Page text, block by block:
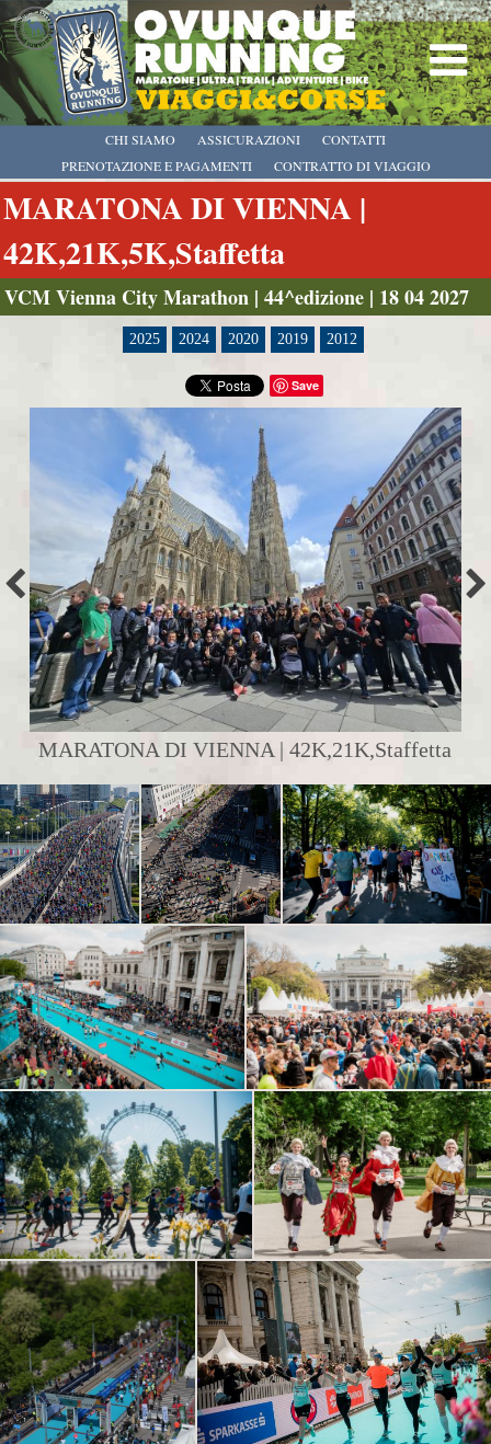
CHI SIAMO
PRENOTAZIONE E PAGAMENTI
CONTRATTO DI VIAGGIO
ASSICURAZIONI CONTATTI
MARATONA DI VIENNA |
42K,21K,5K,Staffetta
VCM Vienna City Marathon | 44^edizione | 18 04 2027
2025 2024 2020 2019 2012
Save
MARATONA DI VIENNA | 42K,21K,Staffetta